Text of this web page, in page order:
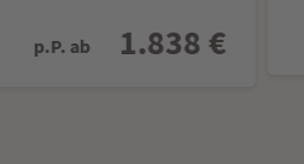
p.P. ab 1.838 €